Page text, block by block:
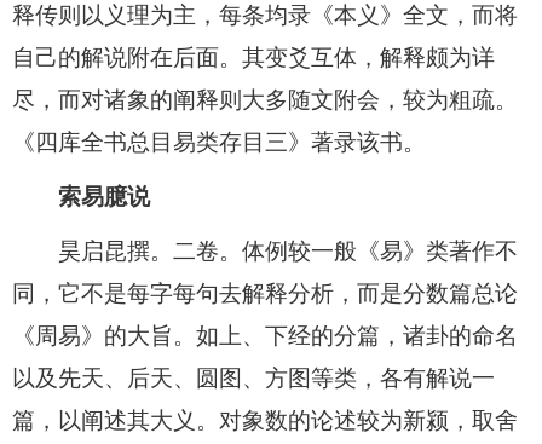
释传则以义理为主，每条均录《本义》全文，而将
自己的解说附在后面。其变爻互体，解释颇为详
尽，而对诸象的阐释则大多随文附会，较为粗疏。
《四库全书总目易类存目三》著录该书。
索易臆说
昊启昆撰。二卷。体例较一般《易》类著作不
同，它不是每字每句去解释分析，而是分数篇总论
《周易》的大旨。如上、下经的分篇，诸卦的命名
以及先天、后天、圆图、方图等类，各有解说一
篇，以阐述其大义。对象数的论述较为新颍，取舍